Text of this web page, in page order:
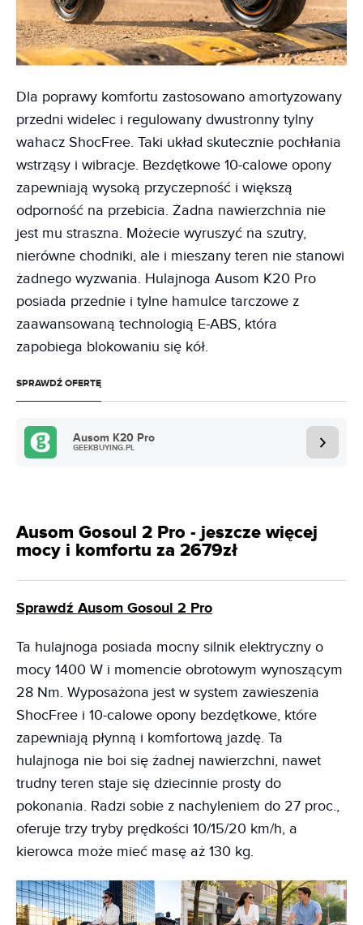
Dla poprawy komfortu zastosowano amortyzowany
przedni widelec i regulowany dwustronny tylny
wahacz ShocFree. Taki układ skutecznie pochłania
wstrząsy i wibracje. Bezdętkowe 10-calowe opony
zapewniają wysoką przyczepność i większą
odporność na przebicia. Żadna nawierzchnia nie
jest mu straszna. Możecie wyruszyć na szutry,
nierówne chodniki, ale i mieszany teren nie stanowi
żadnego wyzwania. Hulajnoga Ausom K20 Pro
posiada przednie i tylne hamulce tarczowe z
zaawansowaną technologią E-ABS, która
zapobiega blokowaniu się kół.
SPRAWDŹ OFERTĘ
Ausom K20 Pro
GEEKBUYING.PL
Ausom Gosoul 2 Pro - jeszcze więcej
mocy i komfortu za 2679zł
Sprawdź Ausom Gosoul 2 Pro
Ta hulajnoga posiada mocny silnik elektryczny o
mocy 1400 W i momencie obrotowym wynoszącym
28 Nm. Wyposażona jest w system zawieszenia
ShocFree i 10-calowe opony bezdętkowe, które
zapewniają płynną i komfortową jazdę. Ta
hulajnoga nie boi się żadnej nawierzchni, nawet
trudny teren staje się dziecinnie prosty do
pokonania. Radzi sobie z nachyleniem do 27 proc.,
oferuje trzy tryby prędkości 10/15/20 km/h, a
kierowca może mieć masę aż 130 kg.